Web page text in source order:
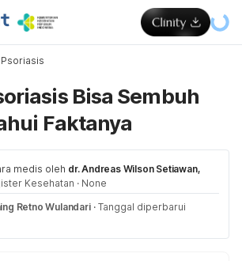
Psoriasis
Bisa Sembuh
Faktanya
medis oleh dr. Andreas Wilson Setiawan,
Kesehatan · None
Retno Wulandari · Tanggal diperbarui